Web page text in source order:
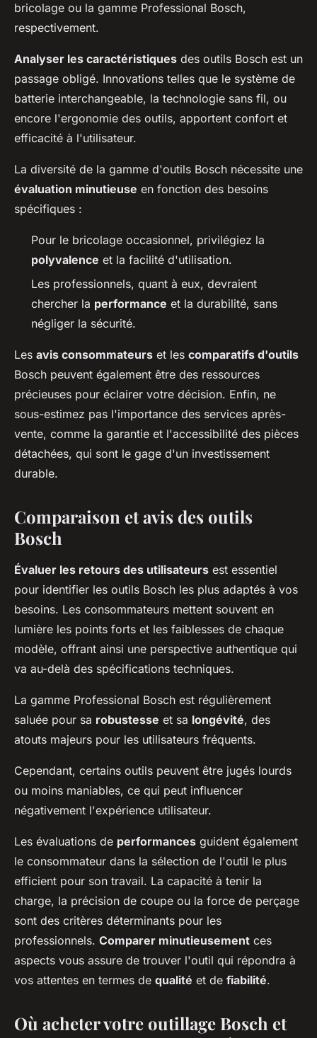
bricolage ou la gamme Professional Bosch,
respectivement.
Analyser les caractéristiques des outils Bosch est un
passage obligé. Innovations telles que le système de
batterie interchangeable, la technologie sans fil, ou
encore l'ergonomie des outils, apportent confort et
efficacité à l'utilisateur.
La diversité de la gamme d'outils Bosch nécessite une
évaluation minutieuse en fonction des besoins
spécifiques :
Pour le bricolage occasionnel, privilégiez la
polyvalence et la facilité d'utilisation.
Les professionnels, quant à eux, devraient
chercher la performance et la durabilité, sans
négliger la sécurité.
Les avis consommateurs et les comparatifs d'outils
Bosch peuvent également être des ressources
précieuses pour éclairer votre décision. Enfin, ne
sous-estimez pas l'importance des services après-
vente, comme la garantie et l'accessibilité des pièces
détachées, qui sont le gage d'un investissement
durable.
Comparaison et avis des outils
Bosch
Évaluer les retours des utilisateurs est essentiel
pour identifier les outils Bosch les plus adaptés à vos
besoins. Les consommateurs mettent souvent en
lumière les points forts et les faiblesses de chaque
modèle, offrant ainsi une perspective authentique qui
va au-delà des spécifications techniques.
La gamme Professional Bosch est régulièrement
saluée pour sa robustesse et sa longévité, des
atouts majeurs pour les utilisateurs fréquents.
Cependant, certains outils peuvent être jugés lourds
ou moins maniables, ce qui peut influencer
négativement l'expérience utilisateur.
Les évaluations de performances guident également
le consommateur dans la sélection de l'outil le plus
efficient pour son travail. La capacité à tenir la
charge, la précision de coupe ou la force de perçage
sont des critères déterminants pour les
professionnels. Comparer minutieusement ces
aspects vous assure de trouver l'outil qui répondra à
vos attentes en termes de qualité et de fiabilité.
Où acheter votre outillage Bosch et